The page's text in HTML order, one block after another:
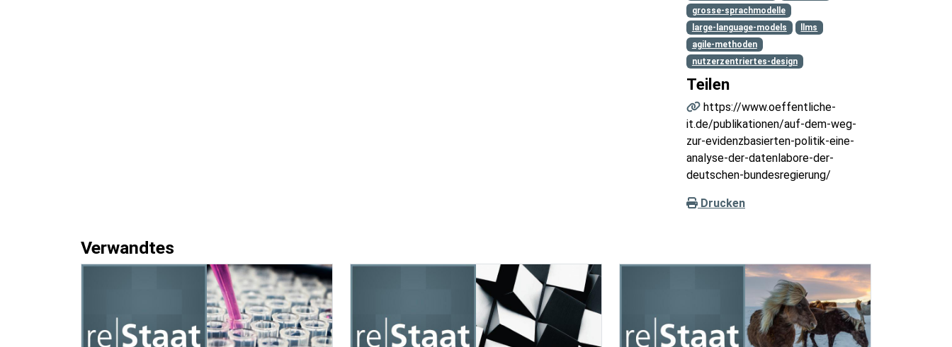
grosse-sprachmodelle
large-language-models
llms
agile-methoden
nutzerzentriertes-design
Teilen
https://www.oeffentliche-
it.de/publikationen/auf-dem-weg-
zur-evidenzbasierten-politik-eine-
analyse-der-datenlabore-der-
deutschen-bundesregierung/
Drucken
Verwandtes